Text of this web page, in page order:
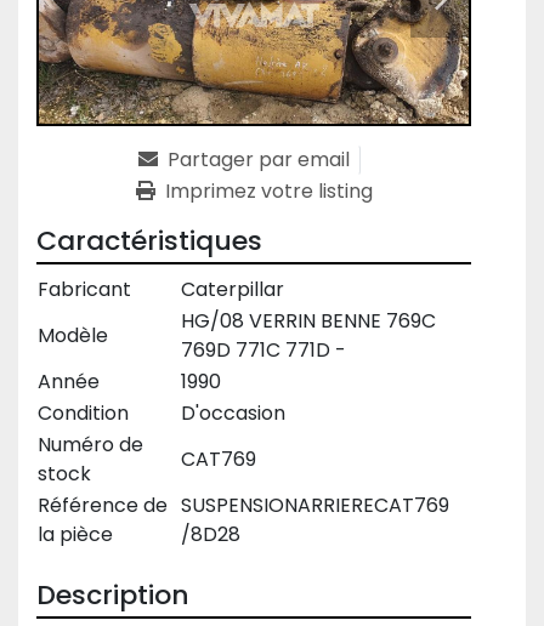
Partager par email
Imprimez votre listing
Caractéristiques
Fabricant
Caterpillar
Modèle
HG/08 VERRIN BENNE 769C
769D 771C 771D -
Année
1990
Condition
D'occasion
Numéro de
stock
CAT769
Référence de
la pièce
SUSPENSIONARRIERECAT769
/8D28
Description